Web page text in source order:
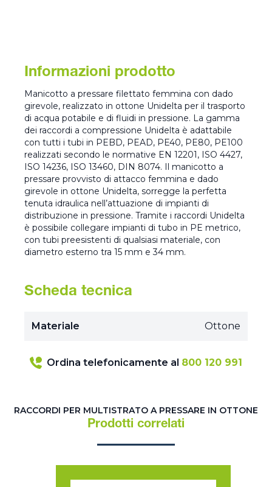
Informazioni prodotto
Manicotto a pressare filettato femmina con dado
girevole, realizzato in ottone Unidelta per il trasporto
di acqua potabile e di fluidi in pressione. La gamma
dei raccordi a compressione Unidelta è adattabile
con tutti i tubi in PEBD, PEAD, PE40, PE80, PE100
realizzati secondo le normative EN 12201, ISO 4427,
ISO 14236, ISO 13460, DIN 8074. Il manicotto a
pressare provvisto di attacco femmina e dado
girevole in ottone Unidelta, sorregge la perfetta
tenuta idraulica nell’attuazione di impianti di
distribuzione in pressione. Tramite i raccordi Unidelta
è possibile collegare impianti di tubo in PE metrico,
con tubi preesistenti di qualsiasi materiale, con
diametro esterno tra 15 mm e 34 mm.
Scheda tecnica
Materiale Ottone
Ordina telefonicamente al 800 120 991
RACCORDI PER MULTISTRATO A PRESSARE IN OTTONE
Prodotti correlati